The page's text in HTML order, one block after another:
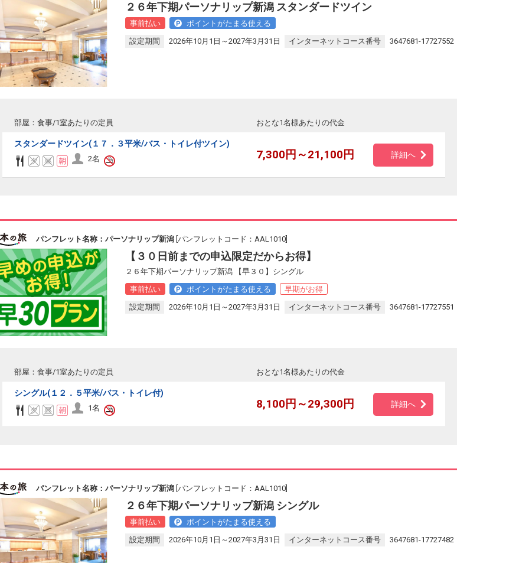
２６年下期パーソナリップ新潟 スタンダードツイン
事前払い
ポイントがたまる使える
設定期間
2026年10月1日～2027年3月31日 インターネットコース番号 3647681-17727552
部屋：食事/1室あたりの定員 おとな1名様あたりの代金
スタンダードツイン(１７．３平米/バス・トイレ付ツイン)
2名 7,300円～21,100円 詳細へ
パンフレット名称：パーソナリップ新潟 [パンフレットコード：AAL1010]
【３０日前までの申込限定だからお得】
２６年下期パーソナリップ新潟 【早３０】シングル
事前払い
ポイントがたまる使える
早期がお得
設定期間
2026年10月1日～2027年3月31日 インターネットコース番号 3647681-17727551
部屋：食事/1室あたりの定員 おとな1名様あたりの代金
シングル(１２．５平米/バス・トイレ付)
1名 8,100円～29,300円 詳細へ
パンフレット名称：パーソナリップ新潟 [パンフレットコード：AAL1010]
２６年下期パーソナリップ新潟 シングル
事前払い
ポイントがたまる使える
設定期間
2026年10月1日～2027年3月31日 インターネットコース番号 3647681-17727482